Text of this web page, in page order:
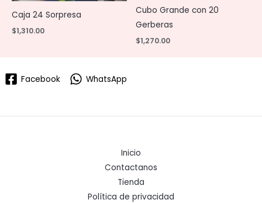
Caja 24 Sorpresa
$1,310.00
Cubo Grande con 20
Gerberas
$1,270.00
Facebook WhatsApp
Inicio
Contactanos
Tienda
Política de privacidad